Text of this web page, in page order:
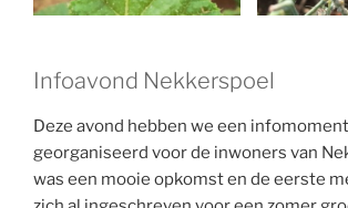
Infoavond Nekkerspoel
Deze avond hebben we een infomoment
georganiseerd voor de inwoners van
was een mooie opkomst en de eerste